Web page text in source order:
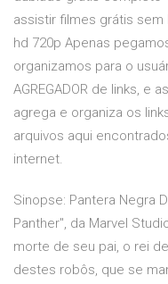
assistir filmes grátis
hd 720p Apenas
organizamos para o
AGREGADOR de links, e
agrega e organiza os
arquivos aqui
internet.
Sinopse: Pantera Negra
Panther", da Marvel
morte de seu pai, o rei
destes robôs, que se